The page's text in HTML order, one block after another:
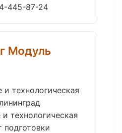
445-87-24
Модуль
технологическая
технологическая
подготовки